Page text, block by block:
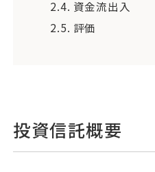
2.4. 資金流出入
2.5. 評価
投資信託概要